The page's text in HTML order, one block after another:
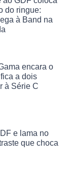
do ringue:
à Band na
encara o
a dois
à Série C
e lama no
que choca